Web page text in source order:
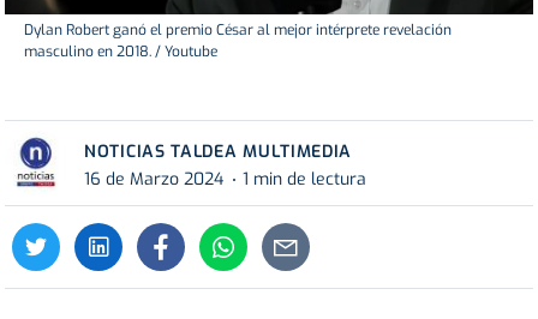
Dylan Robert ganó el premio César al mejor intérprete revelación
masculino en 2018. / Youtube
NOTICIAS TALDEA MULTIMEDIA
16 de Marzo 2024
1 min de lectura